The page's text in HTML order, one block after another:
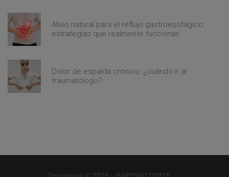
Alivio natural para el reflujo gastroesofágico:
estrategias que realmente funcionan
Dolor de espalda crónico: ¿cuándo ir al
traumatólogo?